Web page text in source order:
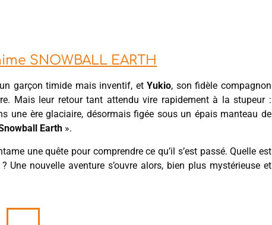
SNOWBALL EARTH
garçon timide mais inventif, etYukio, son fidèle compagnon
Mais leur retour tant attendu vire rapidement à la stupeur :
une ère glaciaire, désormais figée sous un épais manteau de
Earth ».
une quête pour comprendre ce qu’il s’est passé. Quelle est
Une nouvelle aventure s’ouvre alors, bien plus mystérieuse et